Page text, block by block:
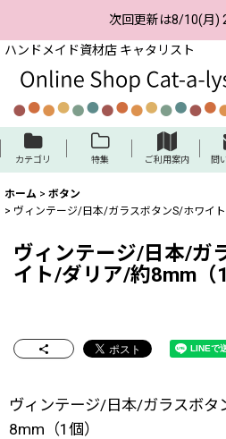
次回更新は8/10(月
ハンドメイド資材店 キャタリスト
カテゴリ 特集 ご利用案内 問
ホーム > ボタン
> ヴィンテージ/日本/ガラスボタンS/ホワイ
ヴィンテージ/日本/ガ
イト/ダリア/約8mm（1
ヴィンテージ/日本/ガラスボ
8mm（1個）